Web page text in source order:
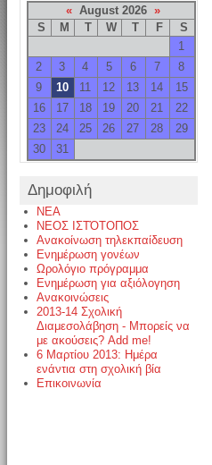
« August 2026»
S
M T W T F
S
1
2
3 4 5 6 7
8
9
10 11 12 13 14
15
16
17 18 19 20 21
22
23
24 25 26 27 28
29
30
31
Δημοφιλή
NEA
ΝΕΟΣ ΙΣΤΌΤΟΠΟΣ
Ανακοίνωση τηλεκπαίδευση
Ενημέρωση γονέων
Ωρολόγιο πρόγραμμα
Ενημέρωση για αξιόλογηση
Ανακοινώσεις
2013-14 Σχολική
Διαμεσολάβηση - Μπορείς να
με ακούσεις? Add me!
6 Μαρτίου 2013: Ημέρα
ενάντια στη σχολική βία
Επικοινωνία